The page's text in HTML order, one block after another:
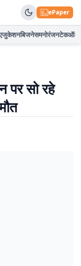
ePaper
बिजनेसमनोरंजनटेकऑटो
पर सो रहे